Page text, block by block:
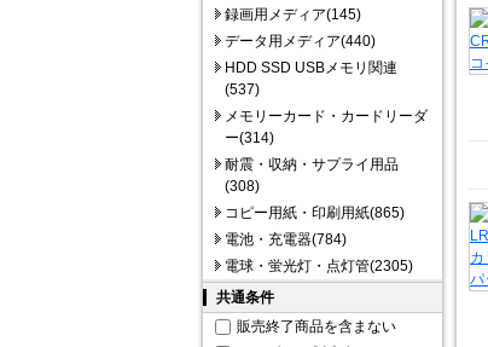
録画用メディア(145)
データ用メディア(440)
HDD SSD USBメモリ関連
(537)
メモリーカード・カードリーダ
ー(314)
耐震・収納・サプライ用品
(308)
コピー用紙・印刷用紙(865)
電池・充電器(784)
電球・蛍光灯・点灯管(2305)
共通条件
販売終了商品を含まない